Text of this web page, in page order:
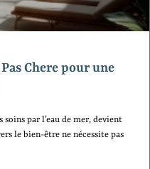
Chere pour une
par l’eau de mer, devient
le bien-être ne nécessite pas